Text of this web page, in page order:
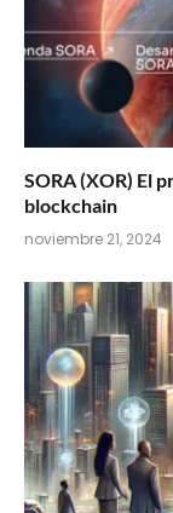
SORA (XOR) El
blockchain
noviembre 21, 2024